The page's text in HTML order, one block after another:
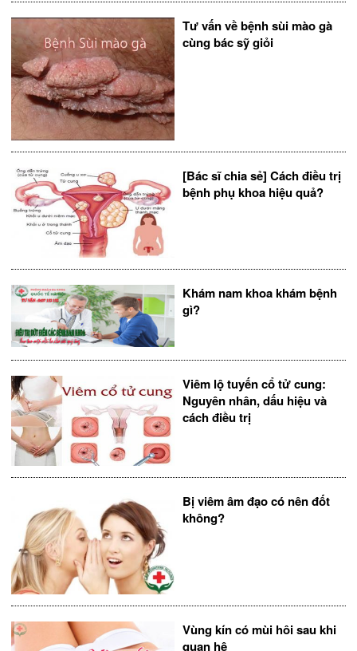
Tư vấn về bệnh sùi mào gà
cùng bác sỹ giỏi
[Bác sĩ chia sẻ] Cách điều trị
bệnh phụ khoa hiệu quả?
Khám nam khoa khám bệnh
gì?
Viêm lộ tuyến cổ tử cung:
Nguyên nhân, dấu hiệu và
cách điều trị
Bị viêm âm đạo có nên đốt
không?
Vùng kín có mùi hôi sau khi
quan hệ